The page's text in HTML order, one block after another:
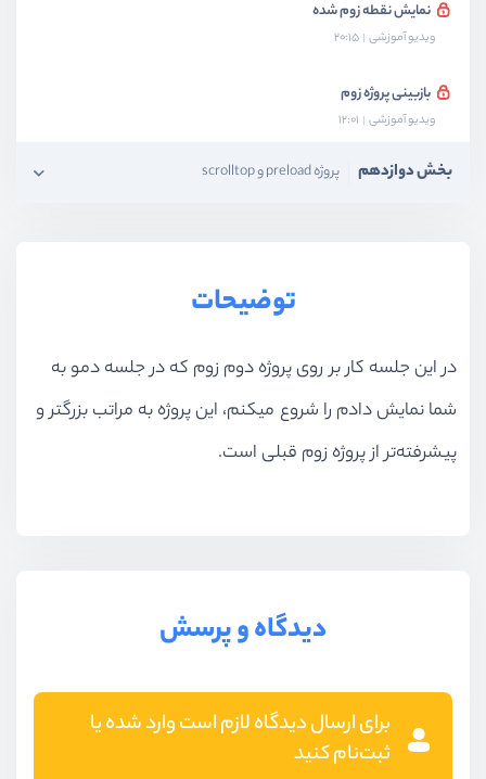
نمایش نقطه زوم شده
ویدیو آموزشی 20:15
بازبینی پروژه زوم
ویدیو آموزشی 12:01
بخش دوازدهم پروژه preload و scrolltop
توضیحات
در این جلسه کار بر روی پروژه دوم زوم که در جلسه دمو به
شما نمایش دادم را شروع میکنم، این پروژه به مراتب بزرگتر و
پیشرفته‌تر از پروژه زوم قبلی است.
دیدگاه و پرسش
برای ارسال دیدگاه لازم است وارد شده یا
ثبت‌نام کنید